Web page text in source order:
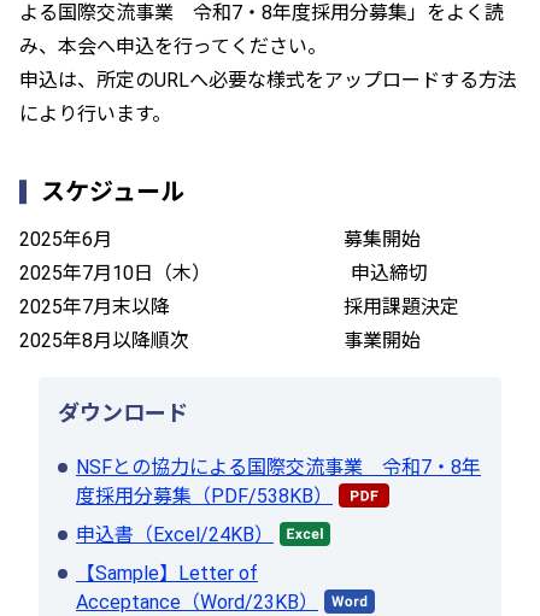
よる国際交流事業 令和7・8年度採用分募集」をよく読
み、本会へ申込を行ってください。
申込は、所定のURLへ必要な様式をアップロードする方法
により行います。
スケジュール
2025年6月 募集開始
2025年7月10日（木） 申込締切
2025年7月末以降 採用課題決定
2025年8月以降順次 事業開始
ダウンロード
NSFとの協力による国際交流事業 令和7・8年
度採用分募集（PDF/538KB）
申込書（Excel/24KB）
【Sample】Letter of
Acceptance（Word/23KB）